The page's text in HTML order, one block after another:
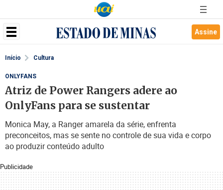
Assine
Início Cultura
Publicidade
ONLYFANS
Atriz de Power Rangers adere ao
OnlyFans para se sustentar
Monica May, a Ranger amarela da série, enfrenta
preconceitos, mas se sente no controle de sua vida e corpo
ao produzir conteúdo adulto